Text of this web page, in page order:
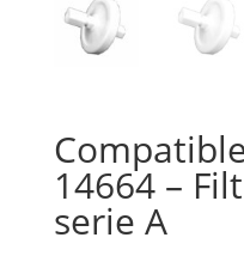
14664 –
serie A